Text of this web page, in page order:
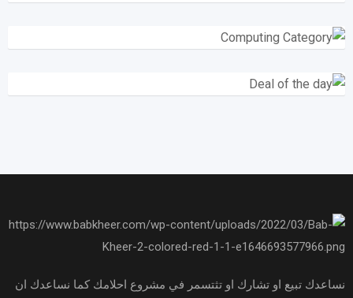
نساعدك تبيع او تشارك او تثتسمر في مشروع احلامك كما نساعدك ان